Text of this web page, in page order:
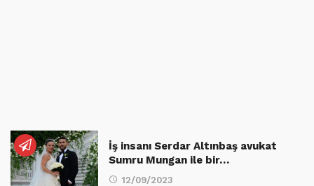
İş insanı Serdar Altınbaş avukat
Sumru Mungan ile bir…
12/09/2023